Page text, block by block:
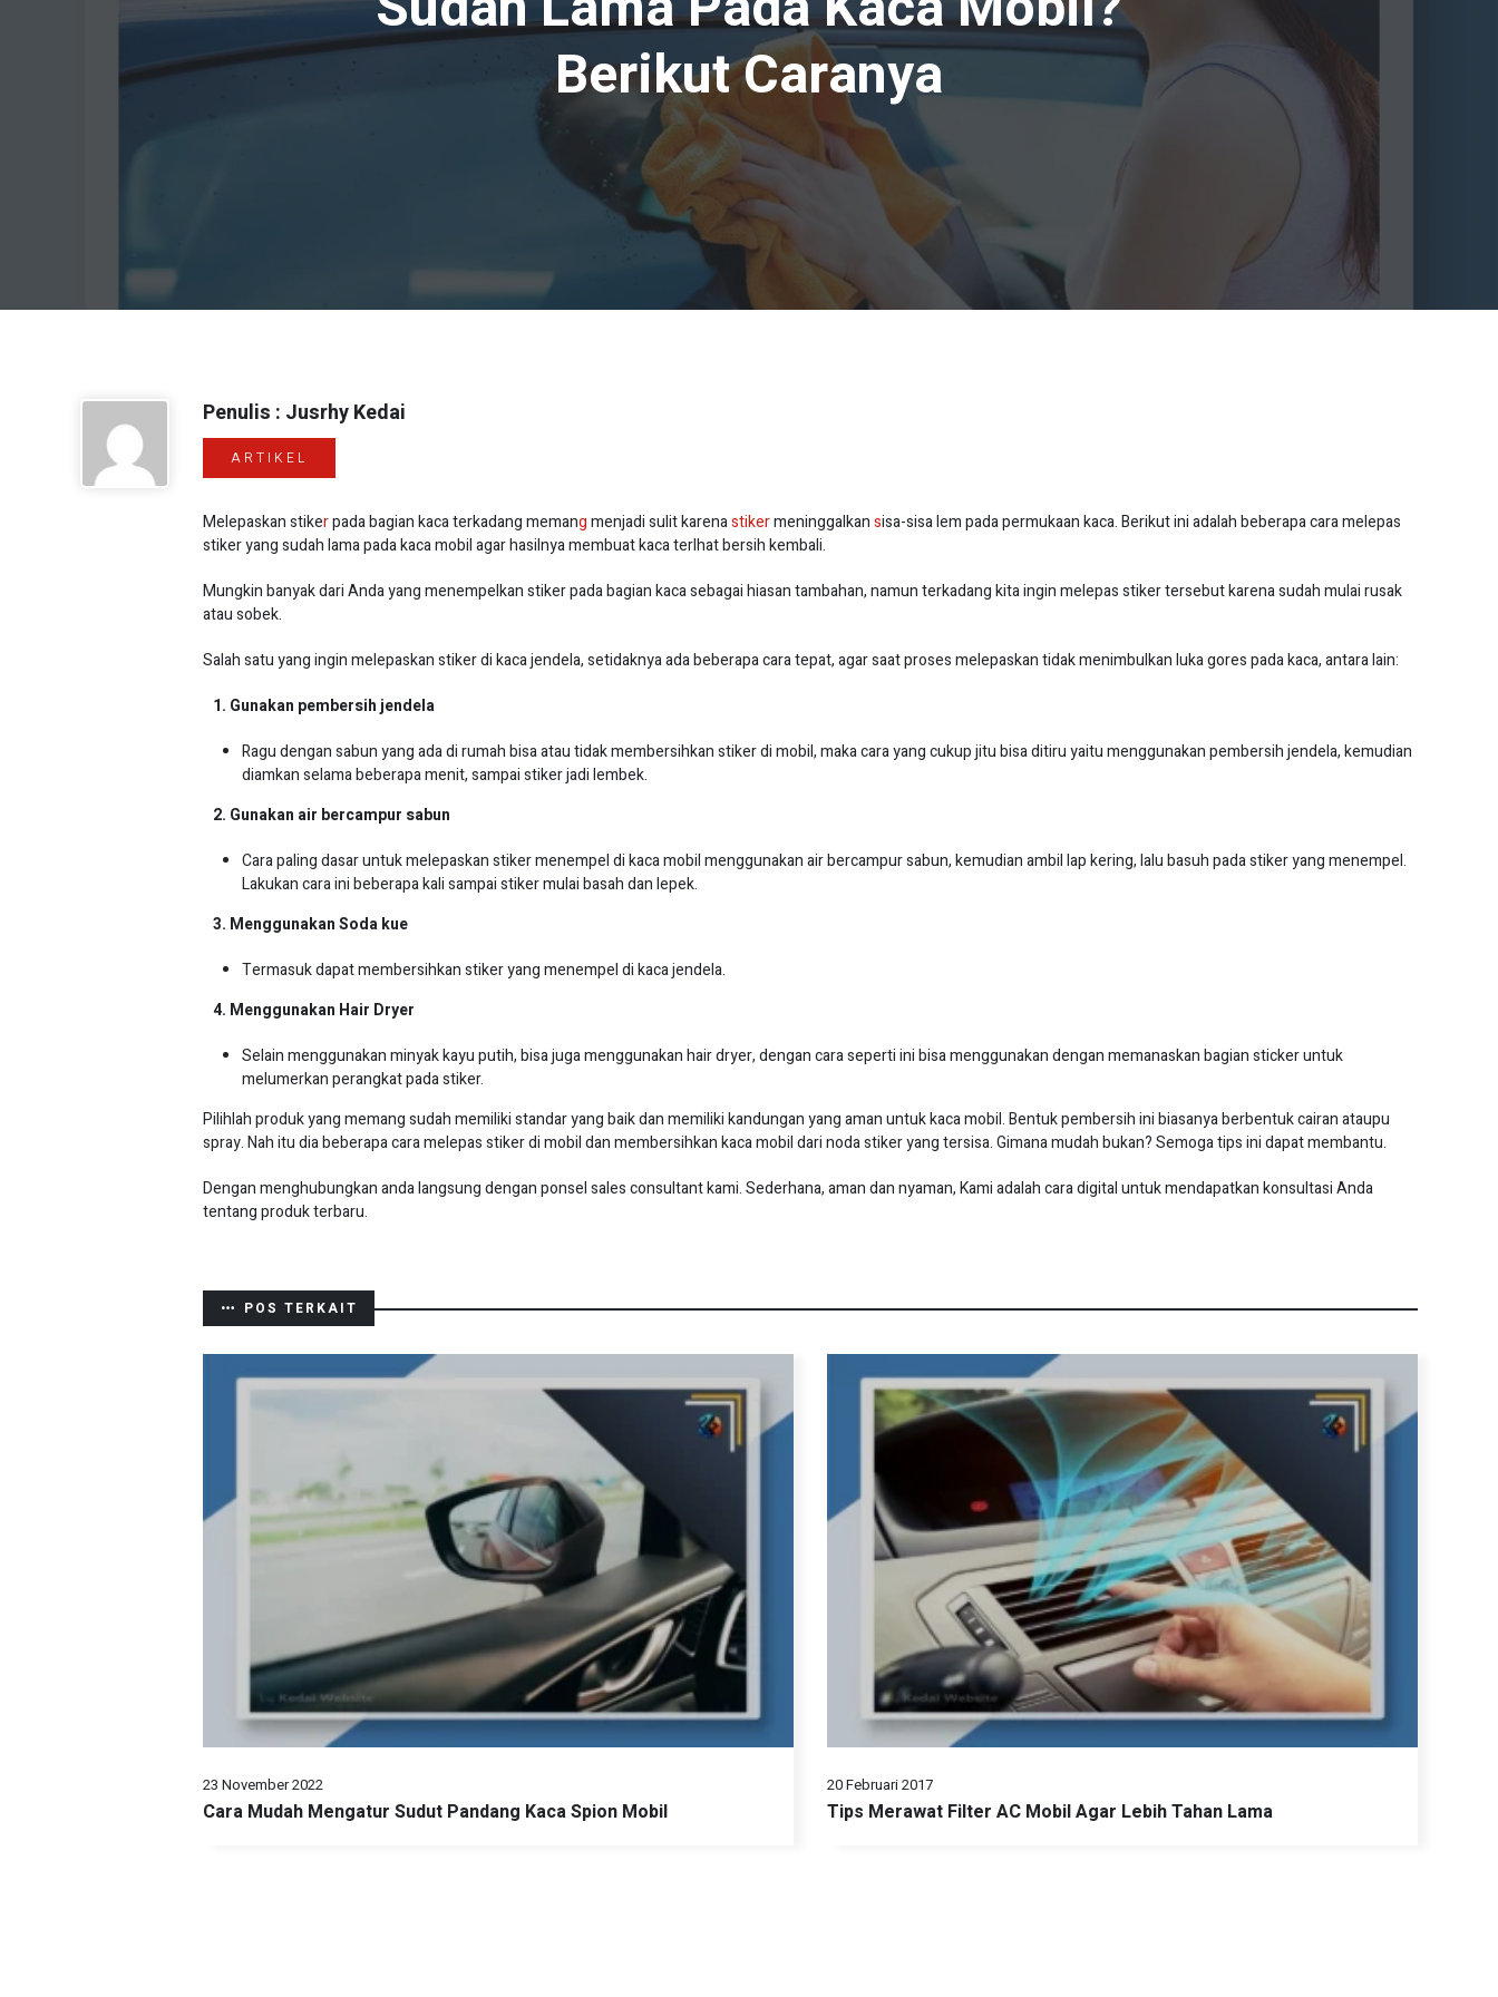
Berikut Caranya
Penulis : Jusrhy Kedai
ARTIKEL
Melepaskan stikerpada bagian kaca terkadang memangmenjadi sulit karenastikermeninggalkansisa-sisa lem pada permukaan kaca. Berikut ini adalah beberapa cara melepas
stiker yang sudah lama pada kaca mobil agar hasilnya membuat kaca terlhat bersih kembali.
Mungkin banyak dari Anda yang menempelkan stiker pada bagian kaca sebagai hiasan tambahan, namun terkadang kita ingin melepas stiker tersebut karena sudah mulai rusak
atau sobek.
Salah satu yang ingin melepaskan stiker di kaca jendela, setidaknya ada beberapa cara tepat, agar saat proses melepaskan tidak menimbulkan luka gores pada kaca, antara lain:
1. Gunakan pembersih jendela
Ragu dengan sabun yang ada di rumah bisa atau tidak membersihkan stiker di mobil, maka cara yang cukup jitu bisa ditiru yaitu menggunakan pembersih jendela, kemudian
diamkan selama beberapa menit, sampai stiker jadi lembek.
2. Gunakan air bercampur sabun
Cara paling dasar untuk melepaskan stiker menempel di kaca mobil menggunakan air bercampur sabun, kemudian ambil lap kering, lalu basuh pada stiker yang menempel.
Lakukan cara ini beberapa kali sampai stiker mulai basah dan lepek.
3. Menggunakan Soda kue
Termasuk dapat membersihkan stiker yang menempel di kaca jendela.
4. Menggunakan Hair Dryer
Selain menggunakan minyak kayu putih, bisa juga menggunakan hair dryer, dengan cara seperti ini bisa menggunakan dengan memanaskan bagian sticker untuk
melumerkan perangkat pada stiker.
Pilihlah produk yang memang sudah memiliki standar yang baik dan memiliki kandungan yang aman untuk kaca mobil. Bentuk pembersih ini biasanya berbentuk cairan ataupu
spray. Nah itu dia beberapa cara melepas stiker di mobil dan membersihkan kaca mobil dari noda stiker yang tersisa. Gimana mudah bukan? Semoga tips ini dapat membantu.
Dengan menghubungkan anda langsung dengan ponsel sales consultant kami. Sederhana, aman dan nyaman, Kami adalah cara digital untuk mendapatkan konsultasi Anda
tentang produk terbaru.
POS TERKAIT
23 November 2022
Cara Mudah Mengatur Sudut Pandang Kaca Spion Mobil
20 Februari 2017
Tips Merawat Filter AC Mobil Agar Lebih Tahan Lama